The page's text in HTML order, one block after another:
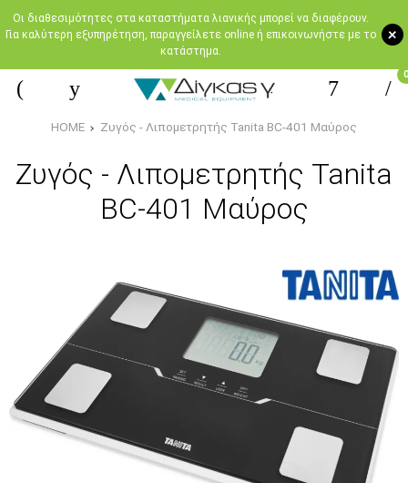
+
Oι διαθεσιμότητες στα καταστήματα λιανικής μπορεί να διαφέρουν.
Για καλύτερη εξυπηρέτηση, παραγγείλετε online ή επικοινωνήστε με το
κατάστημα.
0
HOME Ζυγός - Λιπομετρητής Tanita BC-401 Μαύρος
Ζυγός - Λιπομετρητής Tanita
BC-401 Μαύρος